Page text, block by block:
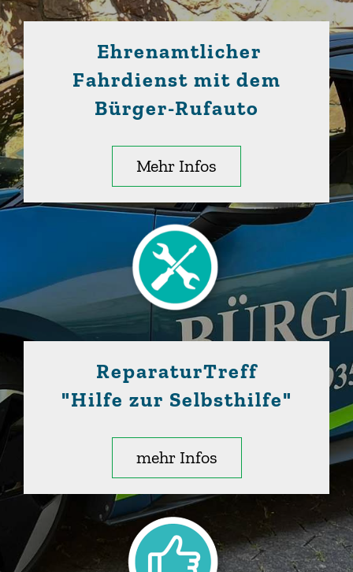
Ehrenamtlicher
Fahrdienst mit dem
Bürger-Rufauto
Mehr Infos
ReparaturTreff
"Hilfe zur Selbsthilfe"
mehr Infos